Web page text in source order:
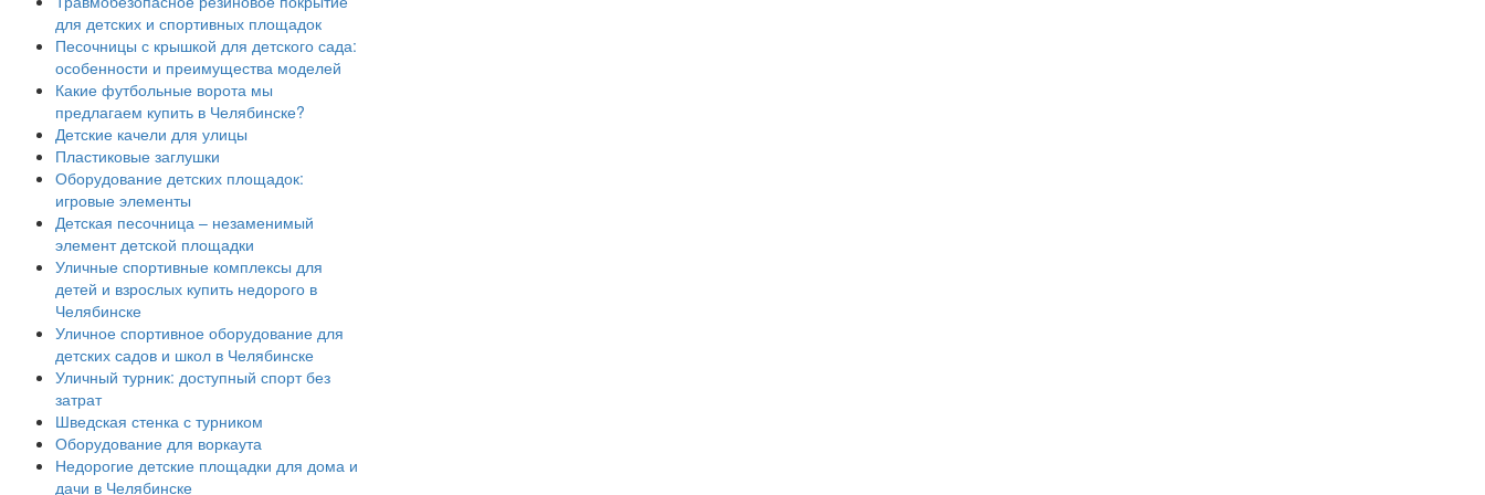
для детских и спортивных площадок
Песочницы с крышкой для детского сада:
особенности и преимущества моделей
Какие футбольные ворота мы
предлагаем купить в Челябинске?
Детские качели для улицы
Пластиковые заглушки
Оборудование детских площадок:
игровые элементы
Детская песочница – незаменимый
элемент детской площадки
Уличные спортивные комплексы для
детей и взрослых купить недорого в
Челябинске
Уличное спортивное оборудование для
детских садов и школ в Челябинске
Уличный турник: доступный спорт без
затрат
Шведская стенка с турником
Оборудование для воркаута
Недорогие детские площадки для дома и
дачи в Челябинске